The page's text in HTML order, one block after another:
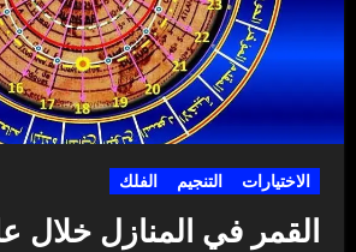
الاختيارات التنجيم الفلك